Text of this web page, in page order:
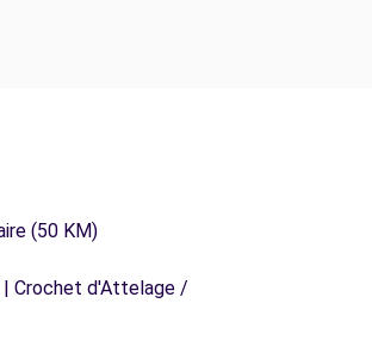
(50 KM)
| Crochet d'Attelage /